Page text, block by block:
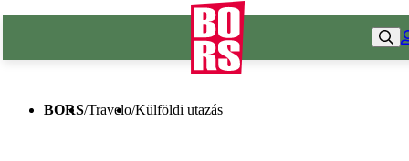
BORS/Travelo/Külföldi utazás